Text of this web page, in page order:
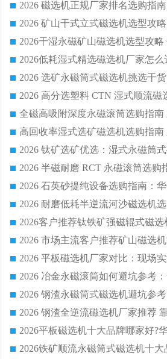
2026 平板磁选机厂家对比：现场
2026 钢渣全逆流磁选机厂家推荐